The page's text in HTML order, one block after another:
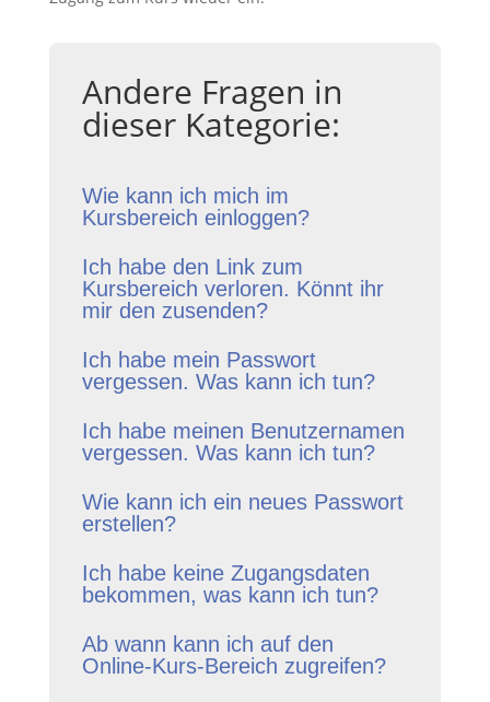
Andere Fragen in
dieser Kategorie:
Wie kann ich mich im
Kursbereich einloggen?
Ich habe den Link zum
Kursbereich verloren. Könnt ihr
mir den zusenden?
Ich habe mein Passwort
vergessen. Was kann ich tun?
Ich habe meinen Benutzernamen
vergessen. Was kann ich tun?
Wie kann ich ein neues Passwort
erstellen?
Ich habe keine Zugangsdaten
bekommen, was kann ich tun?
Ab wann kann ich auf den
Online-Kurs-Bereich zugreifen?